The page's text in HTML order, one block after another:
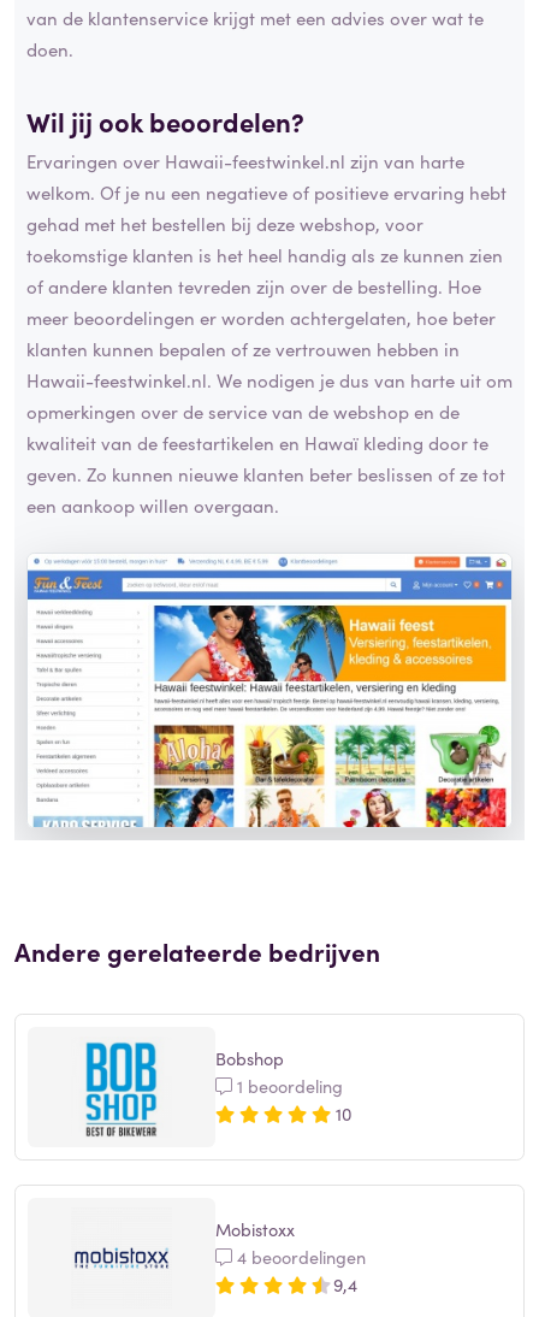
van de klantenservice krijgt met een advies over wat te
doen.
Wil jij ook beoordelen?
Ervaringen over Hawaii-feestwinkel.nl zijn van harte
welkom. Of je nu een negatieve of positieve ervaring hebt
gehad met het bestellen bij deze webshop, voor
toekomstige klanten is het heel handig als ze kunnen zien
of andere klanten tevreden zijn over de bestelling. Hoe
meer beoordelingen er worden achtergelaten, hoe beter
klanten kunnen bepalen of ze vertrouwen hebben in
Hawaii-feestwinkel.nl. We nodigen je dus van harte uit om
opmerkingen over de service van de webshop en de
kwaliteit van de feestartikelen en Hawaï kleding door te
geven. Zo kunnen nieuwe klanten beter beslissen of ze tot
een aankoop willen overgaan.
Andere gerelateerde bedrijven
Bobshop
1 beoordeling
10
Mobistoxx
4 beoordelingen
9,4